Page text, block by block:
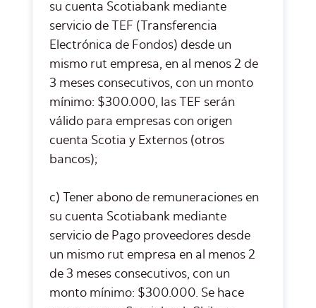
su cuenta Scotiabank mediante
servicio de TEF (Transferencia
Electrónica de Fondos) desde un
mismo rut empresa, en al menos 2 de
3 meses consecutivos, con un monto
mínimo: $300.000, las TEF serán
válido para empresas con origen
cuenta Scotia y Externos (otros
bancos);
c) Tener abono de remuneraciones en
su cuenta Scotiabank mediante
servicio de Pago proveedores desde
un mismo rut empresa en al menos 2
de 3 meses consecutivos, con un
monto mínimo: $300.000. Se hace